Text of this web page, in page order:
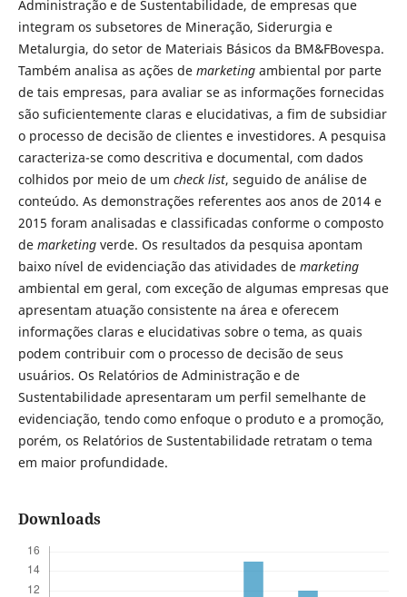
Administração e de Sustentabilidade, de empresas que
integram os subsetores de Mineração, Siderurgia e
Metalurgia, do setor de Materiais Básicos da BM&FBovespa.
Também analisa as ações de marketingambiental por parte
de tais empresas, para avaliar se as informações fornecidas
são suficientemente claras e elucidativas, a fim de subsidiar
o processo de decisão de clientes e investidores. A pesquisa
caracteriza-se como descritiva e documental, com dados
colhidos por meio de um check list, seguido de análise de
conteúdo. As demonstrações referentes aos anos de 2014 e
2015 foram analisadas e classificadas conforme o composto
de marketingverde. Os resultados da pesquisa apontam
baixo nível de evidenciação das atividades de marketing
ambiental em geral, com exceção de algumas empresas que
apresentam atuação consistente na área e oferecem
informações claras e elucidativas sobre o tema, as quais
podem contribuir com o processo de decisão de seus
usuários. Os Relatórios de Administração e de
Sustentabilidade apresentaram um perfil semelhante de
evidenciação, tendo como enfoque o produto e a promoção,
porém, os Relatórios de Sustentabilidade retratam o tema
em maior profundidade.
Downloads